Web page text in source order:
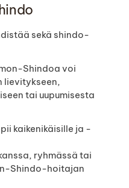
sekä shindo-
Shindoa voi
lievitykseen,
tai uupumisesta
kaikenikäisille ja -
ryhmässä tai
Shindo-hoitajan